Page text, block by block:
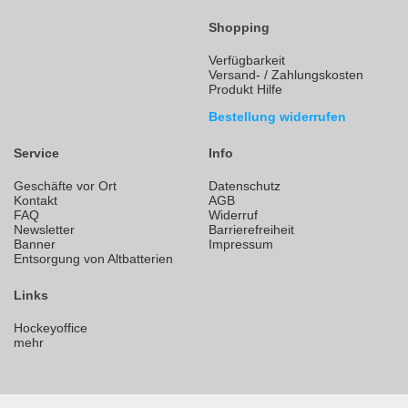
Shopping
Verfügbarkeit
Versand- / Zahlungskosten
Produkt Hilfe
Bestellung widerrufen
Service
Geschäfte vor Ort
Kontakt
FAQ
Newsletter
Banner
Entsorgung von Altbatterien
Info
Datenschutz
AGB
Widerruf
Barrierefreiheit
Impressum
Links
Hockeyoffice
mehr